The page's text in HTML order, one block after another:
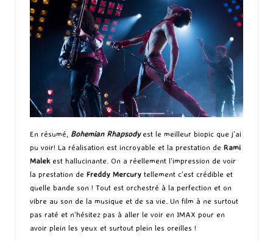
En résumé, Bohemian Rhapsodyest le meilleur biopic que j’ai
pu voir! La réalisation est incroyable et la prestation de Rami
Malek est hallucinante. On a réellement l’impression de voir
la prestation de Freddy Mercury tellement c’est crédible et
quelle bande son ! Tout est orchestré à la perfection et on
vibre au son de la musique et de sa vie. Un film à ne surtout
pas raté et n’hésitez pas à aller le voir en IMAX pour en
avoir plein les yeux et surtout plein les oreilles !